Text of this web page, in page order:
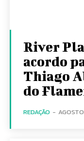
River
acordo
Thiago
do
REDAÇÃO -